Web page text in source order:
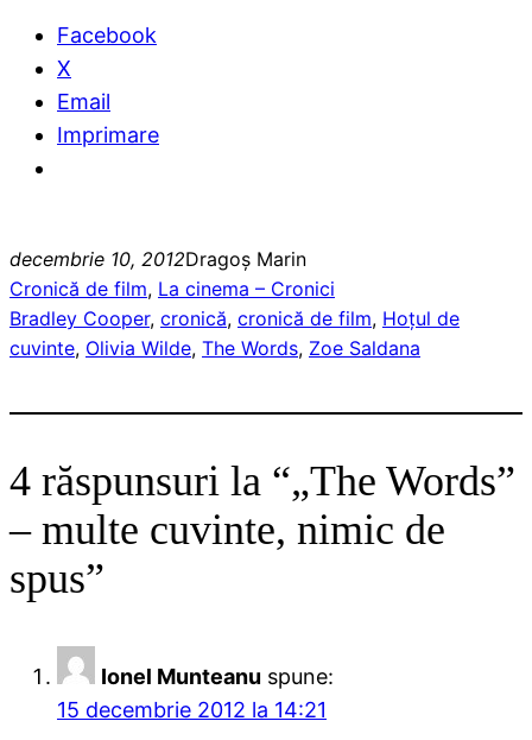
Facebook
X
Email
Imprimare
decembrie 10, 2012Dragoş Marin
Cronică de film, La cinema – Cronici
Bradley Cooper, cronică, cronică de film, Hoțul de
cuvinte, Olivia Wilde, The Words, Zoe Saldana
4 răspunsuri la “„The Words”
– multe cuvinte, nimic de
spus”
Ionel Munteanu spune:
15 decembrie 2012 la 14:21